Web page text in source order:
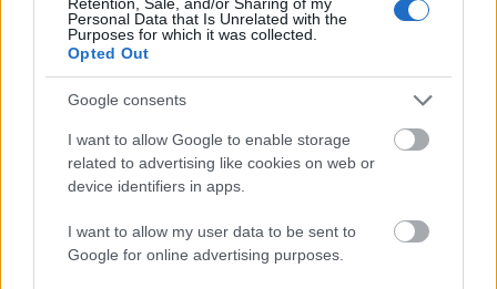
Personal Data that Is Unrelated with the
Purposes for which it was collected.
Opted Out
Google consents
I want to allow Google to enable storage
related to advertising like cookies on web or
device identifiers in apps.
I want to allow my user data to be sent to
Google for online advertising purposes.
súlyosságára és gyakoriságára, és hogy esetleg
időben figyelmeztessem azokat, akik érzik már
magukon vagy látják máson a tüneteket. Az
anorexiások körülbelül 10%-a meghal! Ez
borzasztóan magas szám, pedig mindenki
kigyógyulhatna belőle, ha időben segítséget kér.